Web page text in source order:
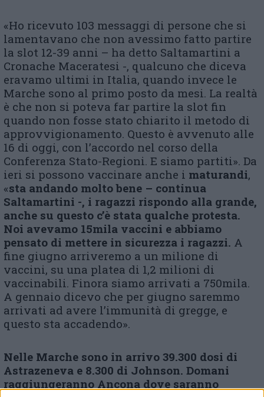
«Ho ricevuto 103 messaggi di persone che si
lamentavano che non avessimo fatto partire
la slot 12-39 anni – ha detto Saltamartini a
Cronache Maceratesi -, qualcuno che diceva
eravamo ultimi in Italia, quando invece le
Marche sono al primo posto da mesi. La realtà
è che non si poteva far partire la slot fin
quando non fosse stato chiarito il metodo di
approvvigionamento. Questo è avvenuto alle
16 di oggi, con l’accordo nel corso della
Conferenza Stato-Regioni. E siamo partiti». Da
ieri si possono vaccinare anche i maturandi,
«sta andando molto bene – continua
Saltamartini -, i ragazzi rispondo alla grande,
anche su questo c’è stata qualche protesta.
Noi avevamo 15mila vaccini e abbiamo
pensato di mettere in sicurezza i ragazzi. A
fine giugno arriveremo a un milione di
vaccini, su una platea di 1,2 milioni di
vaccinabili. Finora siamo arrivati a 750mila.
A gennaio dicevo che per giugno saremmo
arrivati ad avere l’immunità di gregge, e
questo sta accadendo».
Nelle Marche sono in arrivo 39.300 dosi di
Astrazeneva e 8.300 di Johnson. Domani
raggiungeranno Ancona dove saranno